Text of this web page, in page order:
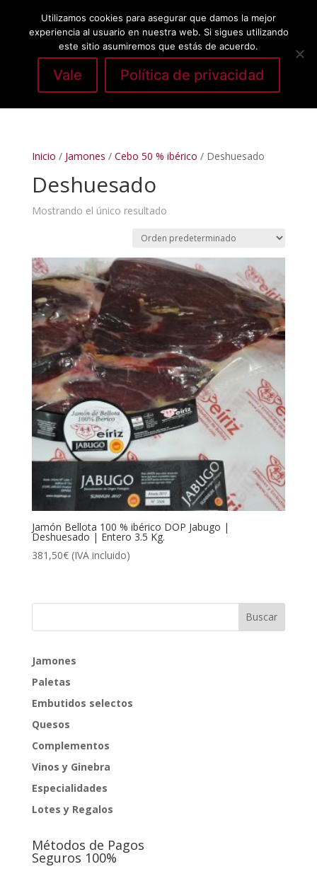
Seleccionar página
Inicio / Jamones / Cebo 50 % ibérico / Deshuesado
Deshuesado
Mostrando el único resultado
Jamón Bellota 100 % ibérico DOP Jabugo |
Deshuesado | Entero 3.5 Kg.
381,50€ (IVA incluido)
Jamones
Paletas
Embutidos selectos
Quesos
Complementos
Vinos y Ginebra
Especialidades
Lotes y Regalos
Métodos de Pagos
Seguros 100%
Utilizamos cookies para asegurar que damos la mejor
experiencia al usuario en nuestra web. Si sigues utilizando
este sitio asumiremos que estás de acuerdo.
Vale Política de privacidad